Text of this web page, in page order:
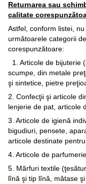
Returnarea sau
calitate
Astfel, conform listei,
următoarele categorii
corespunzătoare:
1. Articole de bijuterie
scumpe, din metale
şi sintetice, pietre
2. Confecţii şi articole
lenjerie de pat, articole
3. Articole de igienă
bigudiuri, pensete,
articole destinate
4. Articole de
5. Mărfuri textile
lînă şi tip lînă, mătase